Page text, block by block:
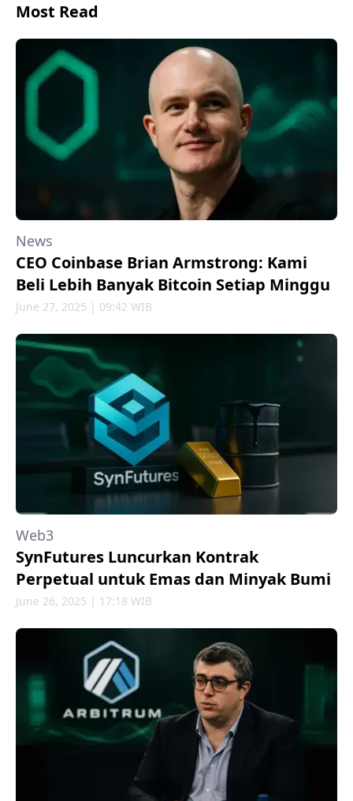
Most Read
News
CEO Coinbase Brian Armstrong: Kami
Beli Lebih Banyak Bitcoin Setiap Minggu
June 27, 2025 | 09:42 WIB
Web3
SynFutures Luncurkan Kontrak
Perpetual untuk Emas dan Minyak Bumi
June 26, 2025 | 17:18 WIB